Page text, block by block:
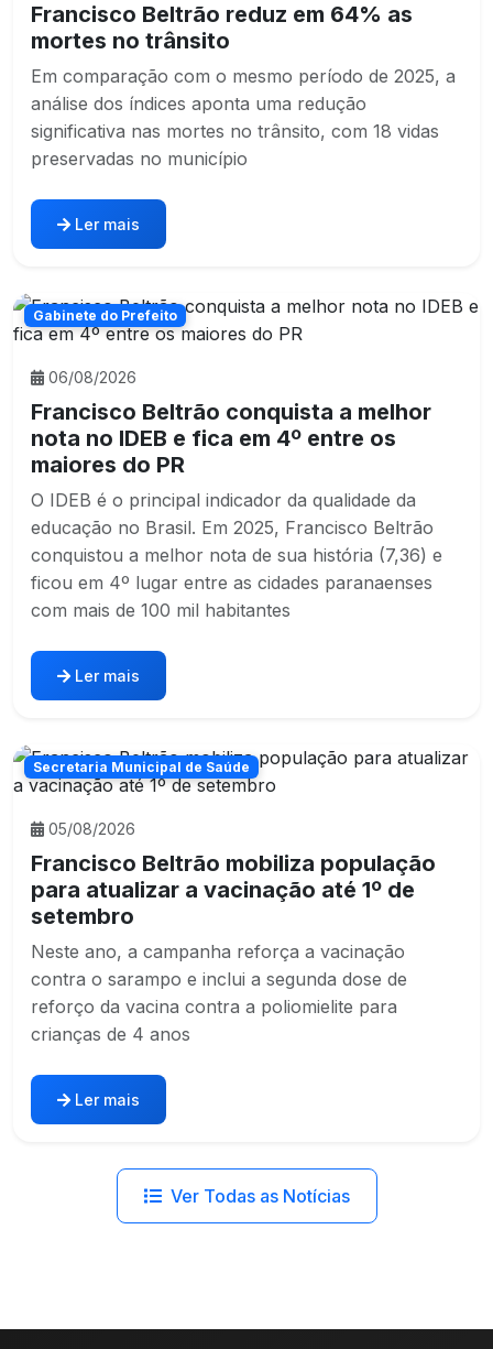
Francisco Beltrão reduz em 64% as
mortes no trânsito
Em comparação com o mesmo período de 2025, a
análise dos índices aponta uma redução
significativa nas mortes no trânsito, com 18 vidas
preservadas no município
Ler mais
Gabinete do Prefeito
06/08/2026
Francisco Beltrão conquista a melhor
nota no IDEB e fica em 4º entre os
maiores do PR
O IDEB é o principal indicador da qualidade da
educação no Brasil. Em 2025, Francisco Beltrão
conquistou a melhor nota de sua história (7,36) e
ficou em 4º lugar entre as cidades paranaenses
com mais de 100 mil habitantes
Ler mais
Secretaria Municipal de Saúde
05/08/2026
Francisco Beltrão mobiliza população
para atualizar a vacinação até 1º de
setembro
Neste ano, a campanha reforça a vacinação
contra o sarampo e inclui a segunda dose de
reforço da vacina contra a poliomielite para
crianças de 4 anos
Ler mais
Ver Todas as Notícias